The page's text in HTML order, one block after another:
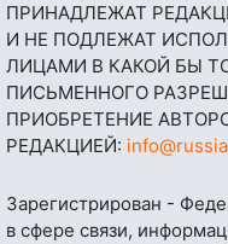
ПРИНАДЛЕЖАТ
И НЕ ПОДЛЕЖАТ
ЛИЦАМИ В КАКОЙ БЫ
ПИСЬМЕННОГО
ПРИОБРЕТЕНИЕ
РЕДАКЦИЕЙ:
Зарегистрирован -
в сфере связи,